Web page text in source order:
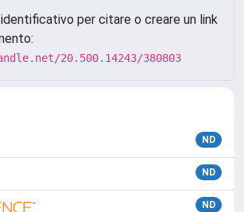
per citare o creare un link
20.500.14243/380803
ND
ND
ND